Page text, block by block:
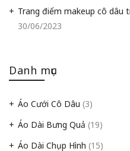
Trang điểm makeup cô dâu
30/06/2023
Danh mục
Áo Cưới Cô Dâu (3)
Áo Dài Bưng Quả (19)
Áo Dài Chụp Hình (15)